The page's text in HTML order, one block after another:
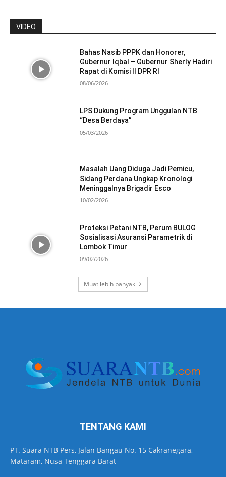
VIDEO
Bahas Nasib PPPK dan Honorer,
Gubernur Iqbal – Gubernur Sherly Hadiri
Rapat di Komisi II DPR RI
08/06/2026
LPS Dukung Program Unggulan NTB
“Desa Berdaya”
05/03/2026
Masalah Uang Diduga Jadi Pemicu,
Sidang Perdana Ungkap Kronologi
Meninggalnya Brigadir Esco
10/02/2026
Proteksi Petani NTB, Perum BULOG
Sosialisasi Asuransi Parametrik di
Lombok Timur
09/02/2026
Muat lebih banyak
TENTANG KAMI
PT. Suara NTB Pers, Jalan Bangau No. 15 Cakranegara,
Mataram, Nusa Tenggara Barat